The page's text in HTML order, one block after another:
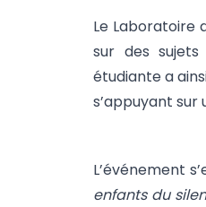
Le Laboratoire
sur des sujets
étudiante a
s’appuyant
L’événement
enfants du